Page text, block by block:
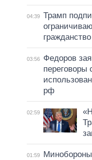
04:39 Трамп
03:56
Федоров
переговоры
рф
02:59
01:59